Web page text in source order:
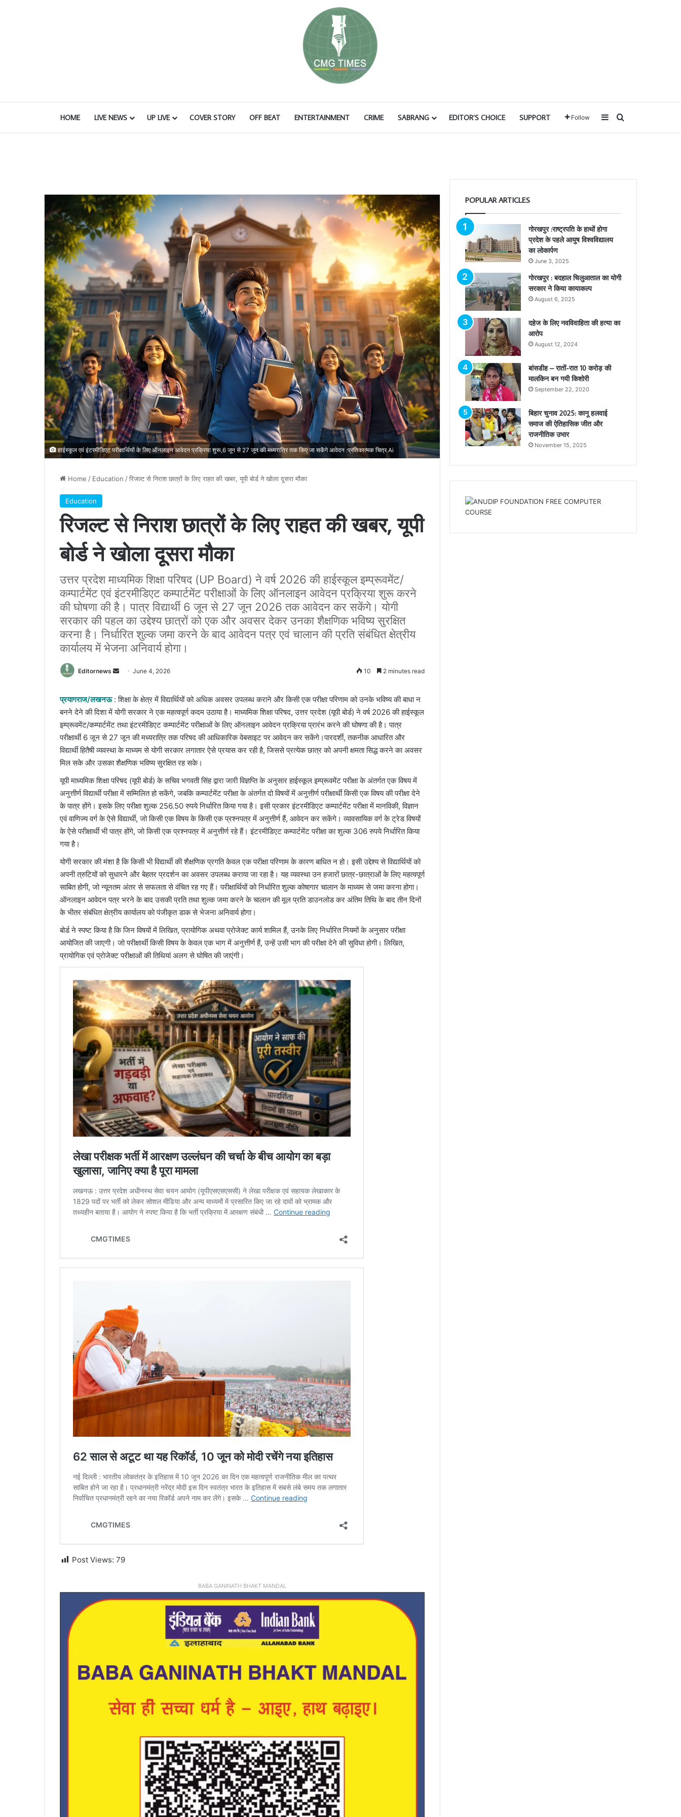
HOME LIVE NEWS UP LIVE COVER STORY OFF BEAT ENTERTAINMENT CRIME SABRANG EDITOR’S CHOICE SUPPORT Follow SidebarSearch for
हाईस्कूल एवं इंटरमीडिएट परीक्षार्थियों के लिए ऑनलाइन आवेदन प्रक्रिया शुरू,6 जून से 27 जून की मध्यरात्रि तक किए जा सकेंगे आवेदन :प्रतिकात्मक चित्र Ai
Home / Education /रिजल्ट से निराश छात्रों के लिए राहत की खबर, यूपी बोर्ड ने खोला दूसरा मौका
Education
रिजल्ट से निराश छात्रों के लिए राहत की खबर, यूपी
बोर्ड ने खोला दूसरा मौका
उत्तर प्रदेश माध्यमिक शिक्षा परिषद (UP Board) ने वर्ष 2026 की हाईस्कूल इम्प्रूवमेंट/
कम्पार्टमेंट एवं इंटरमीडिएट कम्पार्टमेंट परीक्षाओं के लिए ऑनलाइन आवेदन प्रक्रिया शुरू करने
की घोषणा की है। पात्र विद्यार्थी 6 जून से 27 जून 2026 तक आवेदन कर सकेंगे। योगी
सरकार की पहल का उद्देश्य छात्रों को एक और अवसर देकर उनका शैक्षणिक भविष्य सुरक्षित
करना है। निर्धारित शुल्क जमा करने के बाद आवेदन पत्र एवं चालान की प्रति संबंधित क्षेत्रीय
कार्यालय में भेजना अनिवार्य होगा।
Editornews
Send
email
June 4, 2026 10 2 minutes read
प्रयागराज/लखनऊ : शिक्षा के क्षेत्र में विद्यार्थियों को अधिक अवसर उपलब्ध कराने और किसी एक परीक्षा परिणाम को उनके भविष्य की बाधा न
बनने देने की दिशा में योगी सरकार ने एक महत्वपूर्ण कदम उठाया है। माध्यमिक शिक्षा परिषद, उत्तर प्रदेश (यूपी बोर्ड) ने वर्ष 2026 की हाईस्कूल
इम्प्रूवमेंट/कम्पार्टमेंट तथा इंटरमीडिएट कम्पार्टमेंट परीक्षाओं के लिए ऑनलाइन आवेदन प्रक्रिया प्रारंभ करने की घोषणा की है। पात्र
परीक्षार्थी 6 जून से 27 जून की मध्यरात्रि तक परिषद की आधिकारिक वेबसाइट पर आवेदन कर सकेंगे।पारदर्शी, तकनीक आधारित और
विद्यार्थी हितैषी व्यवस्था के माध्यम से योगी सरकार लगातार ऐसे प्रयास कर रही है, जिससे प्रत्येक छात्र को अपनी क्षमता सिद्ध करने का अवसर
मिल सके और उसका शैक्षणिक भविष्य सुरक्षित रह सके।
यूपी माध्यमिक शिक्षा परिषद (यूपी बोर्ड) के सचिव भगवती सिंह द्वारा जारी विज्ञप्ति के अनुसार हाईस्कूल इम्प्रूवमेंट परीक्षा के अंतर्गत एक विषय में
अनुत्तीर्ण विद्यार्थी परीक्षा में सम्मिलित हो सकेंगे, जबकि कम्पार्टमेंट परीक्षा के अंतर्गत दो विषयों में अनुत्तीर्ण परीक्षार्थी किसी एक विषय की परीक्षा देने
के पात्र होंगे। इसके लिए परीक्षा शुल्क 256.50 रुपये निर्धारित किया गया है। इसी प्रकार इंटरमीडिएट कम्पार्टमेंट परीक्षा में मानविकी, विज्ञान
एवं वाणिज्य वर्ग के ऐसे विद्यार्थी, जो किसी एक विषय के किसी एक प्रश्नपत्र में अनुत्तीर्ण हैं, आवेदन कर सकेंगे। व्यावसायिक वर्ग के ट्रेड विषयों
के ऐसे परीक्षार्थी भी पात्र होंगे, जो किसी एक प्रश्नपत्र में अनुत्तीर्ण रहे हैं। इंटरमीडिएट कम्पार्टमेंट परीक्षा का शुल्क 306 रुपये निर्धारित किया
गया है।
योगी सरकार की मंशा है कि किसी भी विद्यार्थी की शैक्षणिक प्रगति केवल एक परीक्षा परिणाम के कारण बाधित न हो। इसी उद्देश्य से विद्यार्थियों को
अपनी त्रुटियों को सुधारने और बेहतर प्रदर्शन का अवसर उपलब्ध कराया जा रहा है। यह व्यवस्था उन हजारों छात्र-छात्राओं के लिए महत्वपूर्ण
साबित होगी, जो न्यूनतम अंतर से सफलता से वंचित रह गए हैं। परीक्षार्थियों को निर्धारित शुल्क कोषागार चालान के माध्यम से जमा करना होगा।
ऑनलाइन आवेदन पत्र भरने के बाद उसकी प्रति तथा शुल्क जमा करने के चालान की मूल प्रति डाउनलोड कर अंतिम तिथि के बाद तीन दिनों
के भीतर संबंधित क्षेत्रीय कार्यालय को पंजीकृत डाक से भेजना अनिवार्य होगा।
बोर्ड ने स्पष्ट किया है कि जिन विषयों में लिखित, प्रायोगिक अथवा प्रोजेक्ट कार्य शामिल हैं, उनके लिए निर्धारित नियमों के अनुसार परीक्षा
आयोजित की जाएगी। जो परीक्षार्थी किसी विषय के केवल एक भाग में अनुत्तीर्ण हैं, उन्हें उसी भाग की परीक्षा देने की सुविधा होगी। लिखित,
प्रायोगिक एवं प्रोजेक्ट परीक्षाओं की तिथियां अलग से घोषित की जाएंगी।
Post Views: 79
BABA GANINATH BHAKT MANDAL
POPULAR ARTICLES
गोरखपुर :राष्ट्रपति के हाथों होगा
प्रदेश के पहले आयुष विश्वविद्यालय
का लोकार्पण
June 3, 2025
गोरखपुर : बदहाल चिलुआताल का योगी
सरकार ने किया कायाकल्प
August 6, 2025
दहेज के लिए नवविवाहिता की हत्या का
आरोप
August 12, 2024
बांसडीह – रातों-रात 10 करोड़ की
मालकिन बन गयी किशोरी
September 22, 2020
बिहार चुनाव 2025: कानू हलवाई
समाज की ऐतिहासिक जीत और
राजनीतिक उभार
November 15, 2025